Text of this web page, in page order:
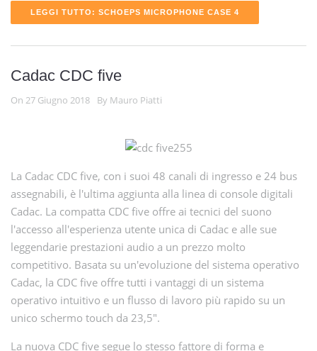
LEGGI TUTTO: SCHOEPS MICROPHONE CASE 4
Cadac CDC five
On 27 Giugno 2018 By Mauro Piatti
La Cadac CDC five, con i suoi 48 canali di ingresso e 24 bus
assegnabili, è l'ultima aggiunta alla linea di console digitali
Cadac. La compatta CDC five offre ai tecnici del suono
l'accesso all'esperienza utente unica di Cadac e alle sue
leggendarie prestazioni audio a un prezzo molto
competitivo. Basata su un'evoluzione del sistema operativo
Cadac, la CDC five offre tutti i vantaggi di un sistema
operativo intuitivo e un flusso di lavoro più rapido su un
unico schermo touch da 23,5".
La nuova CDC five segue lo stesso fattore di forma e